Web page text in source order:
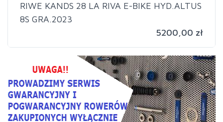
RIWE KANDS 28 LA RIVA E-BIKE HYD.ALTUS
8S GRA.2023
5200,00 zł